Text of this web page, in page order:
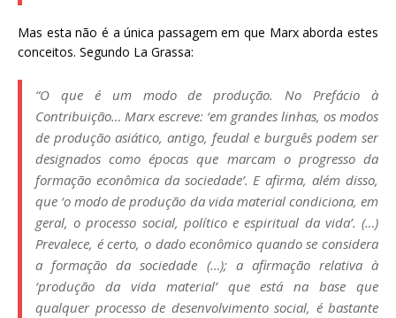
Mas esta não é a única passagem em que Marx aborda estes
conceitos. Segundo La Grassa:
“O que é um modo de produção. No Prefácio à
Contribuição… Marx escreve: ‘em grandes linhas, os modos
de produção asiático, antigo, feudal e burguês podem ser
designados como épocas que marcam o progresso da
formação econômica da sociedade’. E afirma, além disso,
que ‘o modo de produção da vida material condiciona, em
geral, o processo social, político e espiritual da vida’. (…)
Prevalece, é certo, o dado econômico quando se considera
a formação da sociedade (…); a afirmação relativa à
‘produção da vida material’ que está na base que
qualquer processo de desenvolvimento social, é bastante